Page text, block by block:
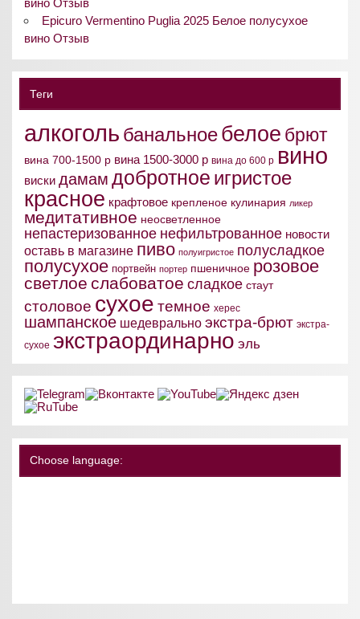
Epicuro Vermentino Puglia 2025 Белое полусухое
вино Отзыв
Теги
алкоголь банальноебелое брют
вина 700-1500 р вина 1500-3000 р вина до 600 р вино
виски дамам добротное игристое
красное крафтовое крепленое кулинария ликер
медитативное неосветленное
непастеризованное нефильтрованное новости
оставь в магазине пиво полуигристое полусладкое
полусухое портвейн портер пшеничное розовое
светлое слабоватое сладкое стаут
столовое сухое темное херес
шампанское шедеврально экстра-брют экстра-
сухое экстраординарно эль
Choose language: